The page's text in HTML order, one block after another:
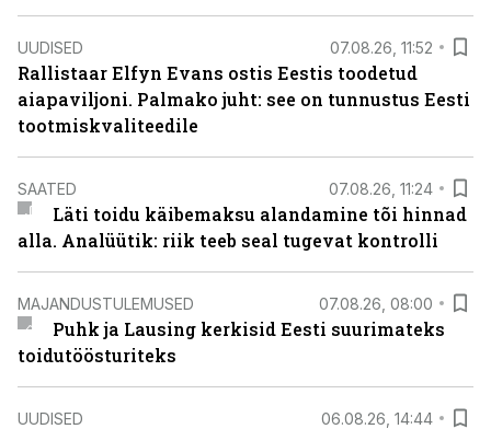
UUDISED 07.08.26, 11:52
Rallistaar Elfyn Evans ostis Eestis toodetud
aiapaviljoni. Palmako juht: see on tunnustus Eesti
tootmiskvaliteedile
SAATED 07.08.26, 11:24
Läti toidu käibemaksu alandamine tõi hinnad
alla. Analüütik: riik teeb seal tugevat kontrolli
MAJANDUSTULEMUSED 07.08.26, 08:00
Puhk ja Lausing kerkisid Eesti suurimateks
toidutöösturiteks
UUDISED 06.08.26, 14:44